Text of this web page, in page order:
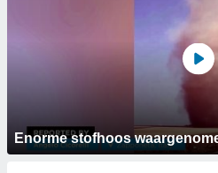
Enorme stofhoos